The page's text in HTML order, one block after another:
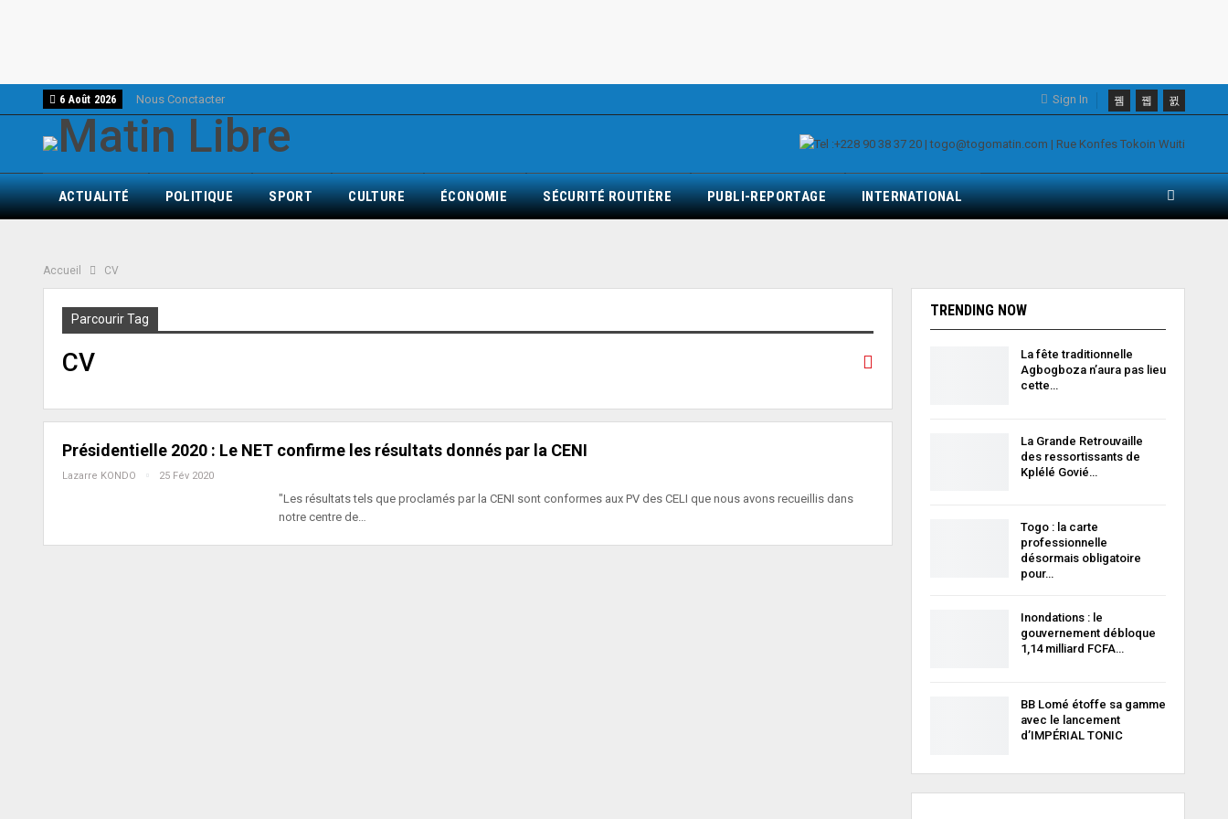
Sign In
6 Août 2026 Nous Conctacter
ACTUALITÉ POLITIQUE SPORT CULTURE ÉCONOMIE SÉCURITÉ ROUTIÈRE PUBLI-REPORTAGE INTERNATIONAL
Accueil CV
Parcourir Tag
CV
Présidentielle 2020 : Le NET confirme les résultats donnés par la CENI
Lazarre KONDO 25 Fév 2020
"Les résultats tels que proclamés par la CENI sont conformes aux PV des CELI que nous avons recueillis dans
notre centre de…
TRENDING NOW
La fête traditionnelle
Agbogboza n’aura pas lieu
cette…
La Grande Retrouvaille
des ressortissants de
Kplélé Govié…
Togo : la carte
professionnelle
désormais obligatoire
pour…
Inondations : le
gouvernement débloque
1,14 milliard FCFA…
BB Lomé étoffe sa gamme
avec le lancement
d’IMPÉRIAL TONIC